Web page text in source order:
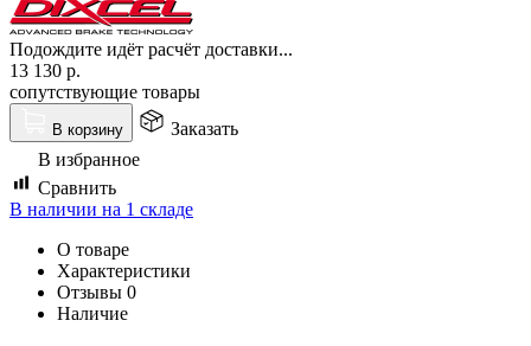
Подождите идёт расчёт доставки...
13 130 р.
сопутствующие товары
В корзину
Заказать
В избранное
Сравнить
В наличии на 1 складе
О товаре
Характеристики
Отзывы 0
Наличие